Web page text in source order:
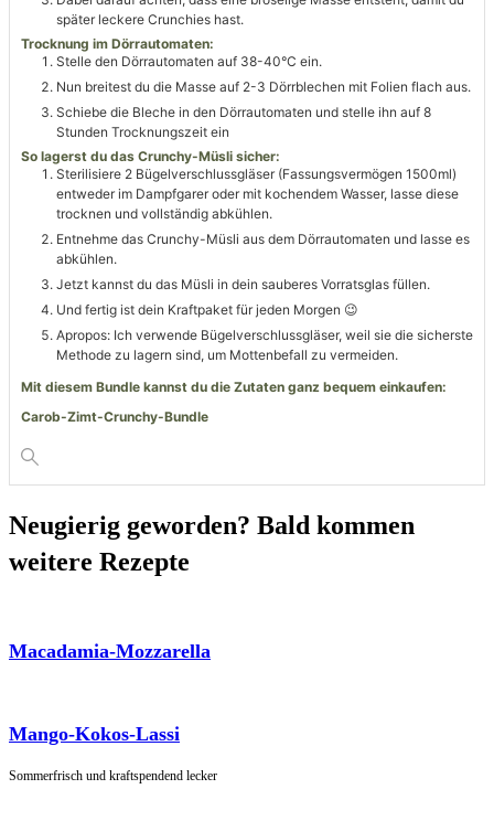
später leckere Crunchies hast.
Trocknung im Dörrautomaten:
Stelle den Dörrautomaten auf 38-40°C ein.
Nun breitest du die Masse auf 2-3 Dörrblechen mit Folien flach aus.
Schiebe die Bleche in den Dörrautomaten und stelle ihn auf 8
Stunden Trocknungszeit ein
So lagerst du das Crunchy-Müsli sicher:
Sterilisiere 2 Bügelverschlussgläser (Fassungsvermögen 1500ml)
entweder im Dampfgarer oder mit kochendem Wasser, lasse diese
trocknen und vollständig abkühlen.
Entnehme das Crunchy-Müsli aus dem Dörrautomaten und lasse es
abkühlen.
Jetzt kannst du das Müsli in dein sauberes Vorratsglas füllen.
Und fertig ist dein Kraftpaket für jeden Morgen 😉
Apropos: Ich verwende Bügelverschlussgläser, weil sie die sicherste
Methode zu lagern sind, um Mottenbefall zu vermeiden.
Mit diesem Bundle kannst du die Zutaten ganz bequem einkaufen:
Carob-Zimt-Crunchy-Bundle
Neugierig geworden? Bald kommen
weitere Rezepte
Macadamia-Mozzarella
Mango-Kokos-Lassi
Sommerfrisch und kraftspendend lecker